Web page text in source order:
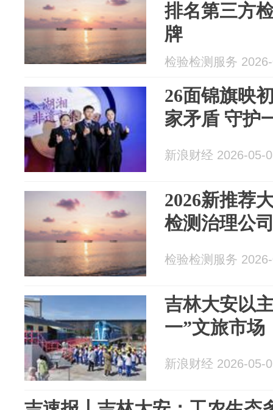
排名第三方
牌
检验检测服务
26面锦旗映
家矛盾 守护
新浪财经 2026-05-
2026新推荐
检测治理公
检验检测服务
吉林大安以
一”文旅市场
新浪财经 2026-05-